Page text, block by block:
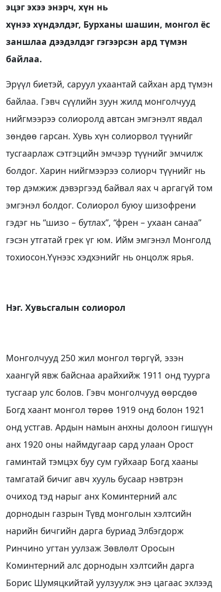
эцэг эхээ энэрч, хүн нь
хүнээ хүндэлдэг, Бурханы шашин, монгол ёс
заншлаа дээдэлдэг гэгээрсэн ард түмэн
байлаа.
Эрүүл биетэй, саруул ухаантай сайхан ард түмэн
байлаа. Гэвч сүүлийн зуун жилд монголчууд
нийгмээрээ солиоролд автсан эмгэнэлт явдал
зөндөө гарсан. Хувь хүн солиорвол түүнийг
тусгаарлаж сэтгэцийн эмчээр түүнийг эмчилж
болдог. Харин нийгмээрээ солиорч түүнийг нь
төр дэмжиж дэвэргээд байвал яах ч аргагүй том
эмгэнэл болдог. Солиорол буюу шизофрени
гэдэг нь “шизо – бутлах”, “френ – ухаан санаа”
гэсэн утгатай грек үг юм. Ийм эмгэнэл Монголд
тохиосон.Үүнээс хэдхэнийг нь онцолж ярья.
Нэг. Хувьсгалын солиорол
Монголчууд 250 жил монгол төргүй, эзэн
хаангүй явж байснаа арайхийж 1911 онд туурга
тусгаар улс болов. Гэвч монголчууд өөрсдөө
Богд хаант монгол төрөө 1919 онд болон 1921
онд устгав. Ардын намын анхны долоон гишүүн
анх 1920 оны наймдугаар сард улаан Орост
гаминтай тэмцэх буу сум гуйхаар Богд хааны
тамгатай бичиг авч хууль бусаар нэвтрэн
очиход тэд нарыг анх Коминтерний алс
дорнодын газрын Түвд монголын хэлтсийн
нарийн бичгийн дарга буриад Элбэгдорж
Ринчино угтан уулзаж Зөвлөлт Оросын
Коминтерний алс дорнодын хэлтсийн дарга
Борис Шумяцкийтай уулзуулж энэ цагаас эхлээд